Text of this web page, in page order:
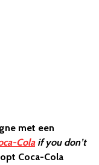
met een
Colaif you don’t
Coca-Cola